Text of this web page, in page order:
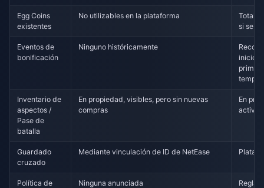
Egg Coins
existentes
No utilizables en la plataforma
si se
Eventos de
bonificación
Ninguno históricamente
inicio
Inventario de
aspectos /
Pase de
batalla
En propiedad, visibles, pero sin nuevas
compras
En
activos
Guardado
cruzado
Mediante vinculación de ID de NetEase
Política de
Ninguna anunciada